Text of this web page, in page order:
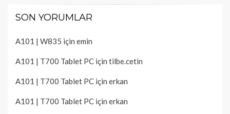
SON YORUMLAR
A101 | W835 için emin
A101 | T700 Tablet PC için tilbe.cetin
A101 | T700 Tablet PC için erkan
A101 | T700 Tablet PC için erkan